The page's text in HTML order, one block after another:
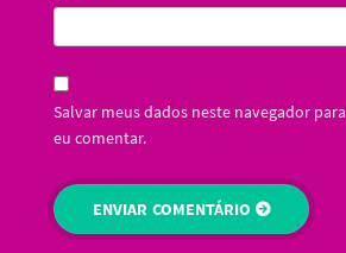
Salvar meus dados neste navegador
eu comentar.